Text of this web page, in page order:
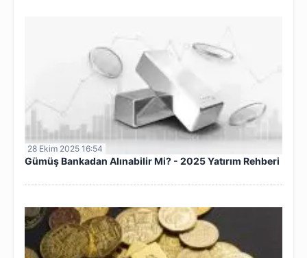
28 Ekim 2025 16:54
Gümüş Bankadan Alınabilir Mi? - 2025 Yatırım Rehberi